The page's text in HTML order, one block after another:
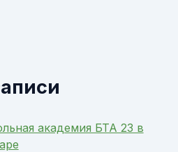
академия БТА 23 в